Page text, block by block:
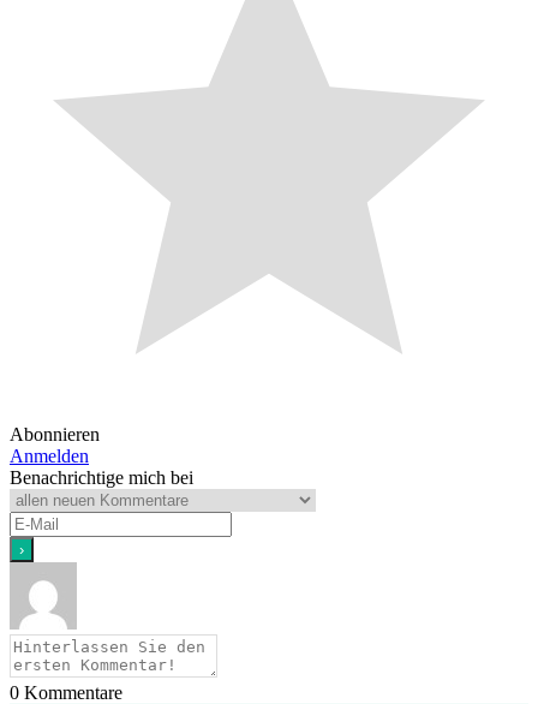
Abonnieren
Anmelden
Benachrichtige mich bei
0 Kommentare